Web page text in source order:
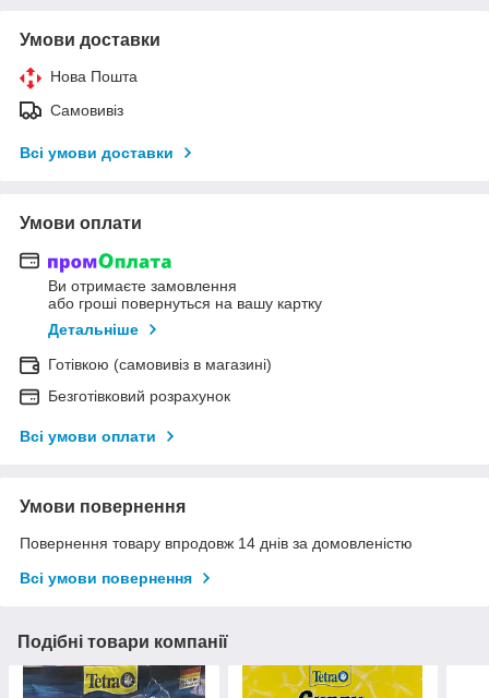
Умови доставки
Нова Пошта
Самовивіз
Всі умови доставки
Умови оплати
Ви отримаєте замовлення
або гроші повернуться на вашу картку
Детальніше
Готівкою (самовивіз в магазині)
Безготівковий розрахунок
Всі умови оплати
Умови повернення
Повернення товару впродовж 14 днів за домовленістю
Всі умови повернення
Подібні товари компанії